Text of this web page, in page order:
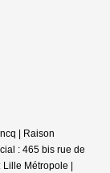
| Raison
: 465 bis rue de
Lille Métropole |